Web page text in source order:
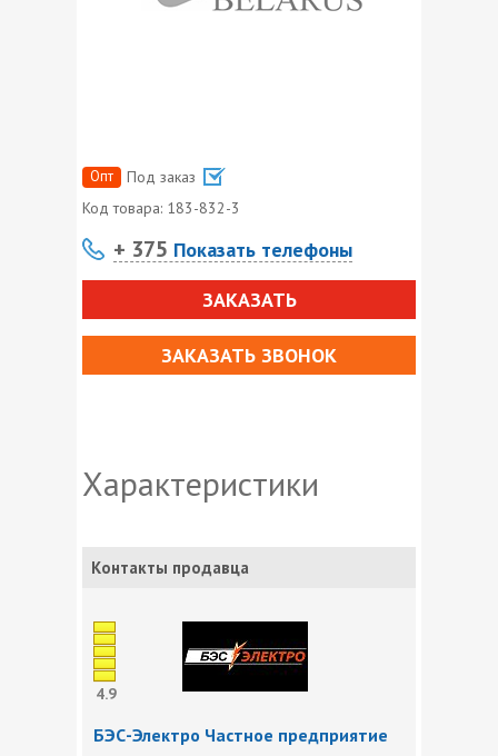
Опт
Под заказ
Код товара: 183-832-3
+ 375 Показать телефоны
ЗАКАЗАТЬ
ЗАКАЗАТЬ ЗВОНОК
Характеристики
Контакты продавца
4.9
БЭС-Электро Частное предприятие